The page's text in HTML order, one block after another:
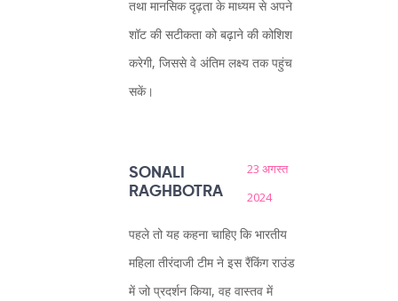
तथा मानसिक दृढ़ता के माध्यम से अपने
शॉट की सटीकता को बढ़ाने की कोशिश
करेगी, जिससे वे अंतिम लक्ष्य तक पहुंच
सकें।
SONALI
RAGHBOTRA
23 अगस्त
2024
पहले तो यह कहना चाहिए कि भारतीय
महिला तीरंदाजी टीम ने इस रैंकिंग राउंड
में जो प्रदर्शन किया, वह वास्तव में